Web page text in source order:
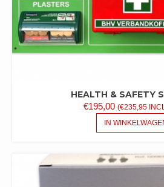
HEALTH & SAFETY
€195,00 (€235,95
IN